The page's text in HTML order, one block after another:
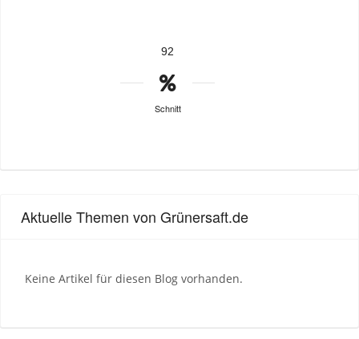
92
Schnitt
Aktuelle Themen von Grünersaft.de
Keine Artikel für diesen Blog vorhanden.